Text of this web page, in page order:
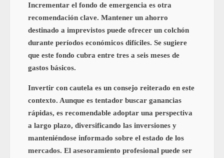
Incrementar el fondo de emergencia es otra
recomendación clave. Mantener un ahorro
destinado a imprevistos puede ofrecer un colchón
durante períodos económicos difíciles. Se sugiere
que este fondo cubra entre tres a seis meses de
gastos básicos.
Invertir con cautela es un consejo reiterado en este
contexto. Aunque es tentador buscar ganancias
rápidas, es recomendable adoptar una perspectiva
a largo plazo, diversificando las inversiones y
manteniéndose informado sobre el estado de los
mercados. El asesoramiento profesional puede ser